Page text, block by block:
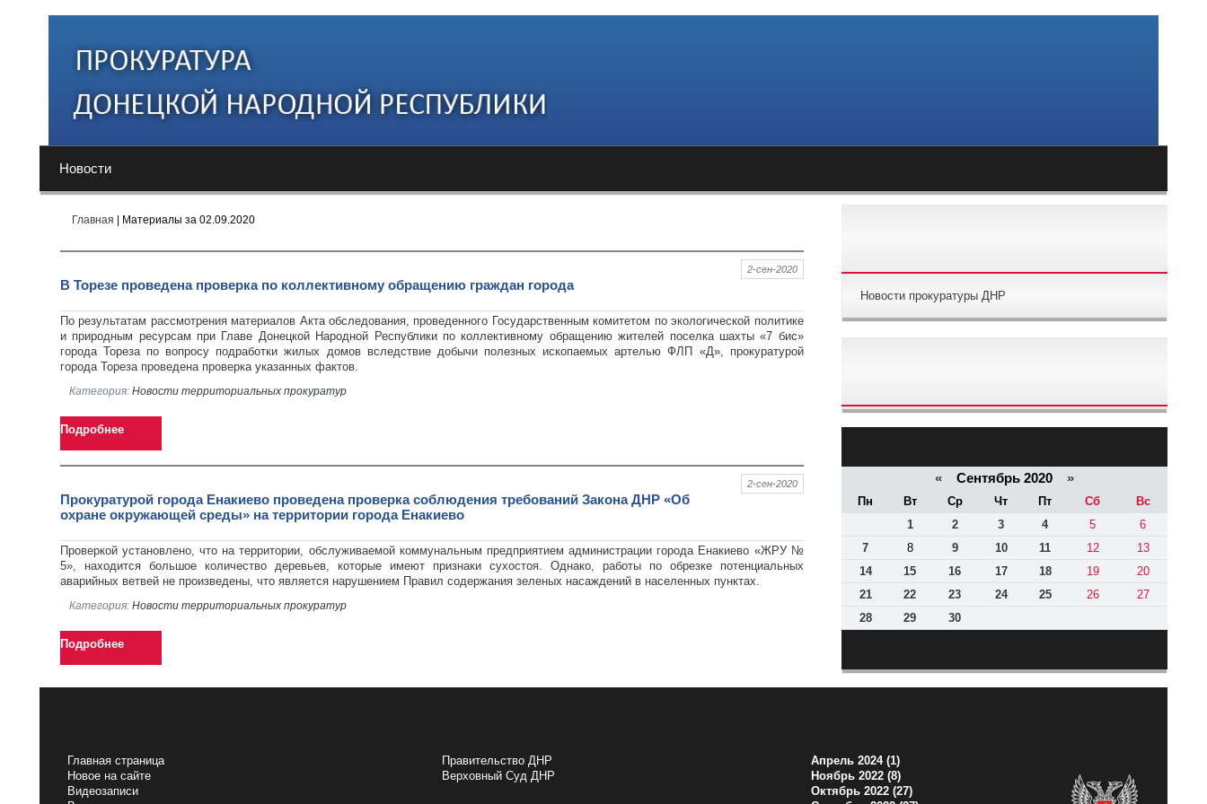
Новости
Главная | Материалы за 02.09.2020
2-сен-2020
В Торезе проведена проверка по коллективному обращению граждан города
По результатам рассмотрения материалов Акта обследования, проведенного Государственным комитетом по экологической политике
и природным ресурсам при Главе Донецкой Народной Республики по коллективному обращению жителей поселка шахты «7 бис»
города Тореза по вопросу подработки жилых домов вследствие добычи полезных ископаемых артелью ФЛП «Д», прокуратурой
города Тореза проведена проверка указанных фактов.
Категория: Новости территориальных прокуратур
Подробнее
2-сен-2020
Прокуратурой города Енакиево проведена проверка соблюдения требований Закона ДНР «Об
охране окружающей среды» на территории города Енакиево
Проверкой установлено, что на территории, обслуживаемой коммунальным предприятием администрации города Енакиево «ЖРУ №
5», находится большое количество деревьев, которые имеют признаки сухостоя. Однако, работы по обрезке потенциальных
аварийных ветвей не произведены, что является нарушением Правил содержания зеленых насаждений в населенных пунктах.
Категория: Новости территориальных прокуратур
Подробнее
Новости прокуратуры ДНР
« Сентябрь 2020 »
Пн Вт Ср Чт Пт Сб
Вс
1
2 3 4 5
6
7
8 9 10 11 12
13
14
15 16 17 18 19
20
21
22 23 24 25 26
27
28
29 30
Главная страница
Новое на сайте
Видеозаписи
Правительство ДНР
Верховный Cуд ДНР
Апрель 2024 (1)
Ноябрь 2022 (8)
Октябрь 2022 (27)